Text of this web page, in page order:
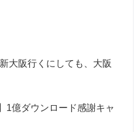
大阪行くにしても、大阪
1億ダウンロード感謝キャ